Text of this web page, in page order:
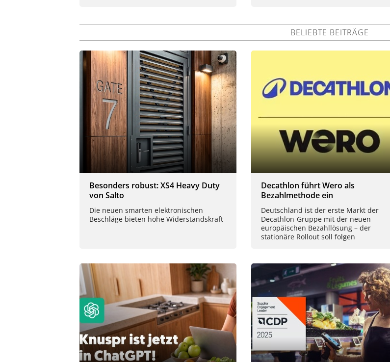
BELIEBTE BEITRÄGE
Besonders robust: XS4 Heavy Duty
von Salto
Die neuen smarten elektronischen
Beschläge bieten hohe Widerstandskraft
Decathlon führt Wero als
Bezahlmethode ein
Deutschland ist der erste Markt der
Decathlon-Gruppe mit der neuen
europäischen Bezahllösung – der
stationäre Rollout soll folgen